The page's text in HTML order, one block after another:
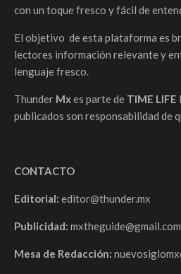
con un toque fresco y fácil de
El objetivo de esta plataforma es
lectores información relevante y
lenguaje fresco.
Thunder Mxes parte de TIME LIFE
publicados son responsabilidad de
CONTACTO
Editorial: editor@thunder.mx
Publicidad: mxtheguide@gmail.com
Mesa de Redacción: